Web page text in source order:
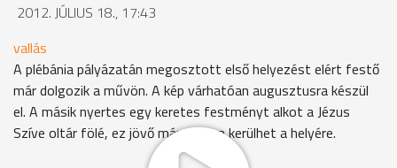
2012. JÚLIUS 18., 17:43
vallás
A plébánia pályázatán megosztott első helyezést elért festő
már dolgozik a művön. A kép várhatóan augusztusra készül
el. A másik nyertes egy keretes festményt alkot a Jézus
Szíve oltár fölé, ez jövő márciusban kerülhet a helyére.